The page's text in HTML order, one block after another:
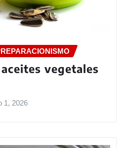
vegetales
1, 2026